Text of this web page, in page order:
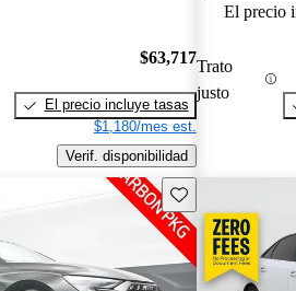
$63,717
El precio incluye tasas
$1,180/mes est.
Verif. disponibilidad
El precio
Trato
justo
Guarda este Aviso